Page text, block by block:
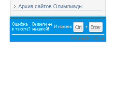
Архив сайтов Олимпиады